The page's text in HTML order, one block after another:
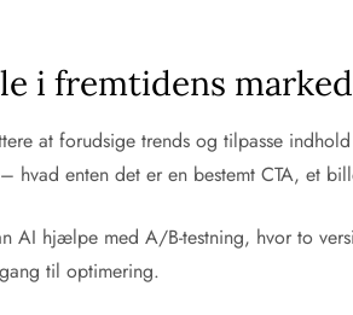
i fremtidens
at forudsige trends og tilpasse
hvad enten det er en bestemt CTA, et
AI hjælpe med A/B-testning, hvor to
til optimering.